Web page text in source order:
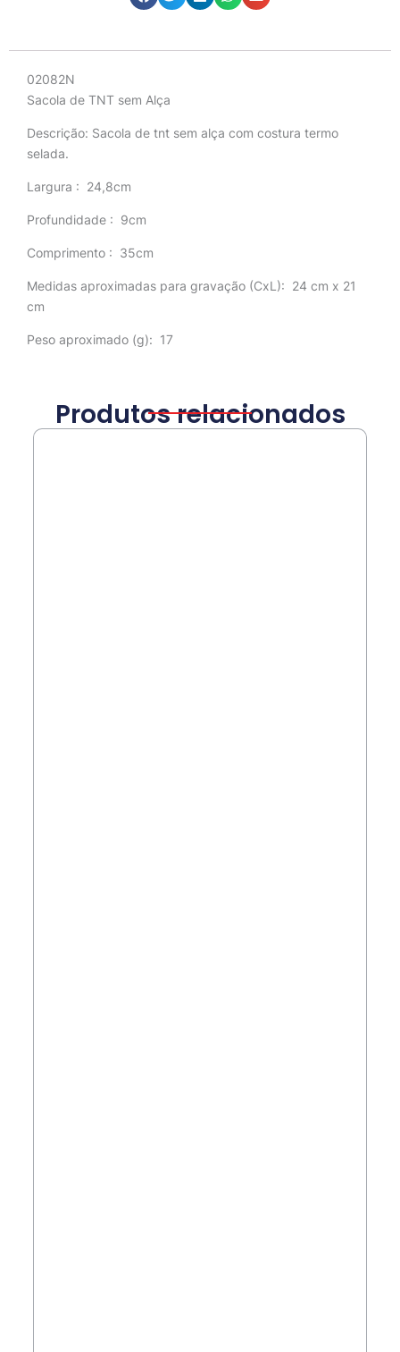
02082N
Sacola de TNT sem Alça
Descrição: Sacola de tnt sem alça com costura termo
selada.
Largura : 24,8cm
Profundidade : 9cm
Comprimento : 35cm
Medidas aproximadas para gravação (CxL): 24 cm x 21
cm
Peso aproximado (g): 17
Produtos relacionados